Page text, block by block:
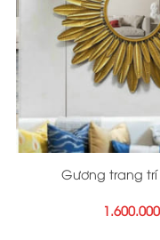
+
Gương trang trí
1.600.000